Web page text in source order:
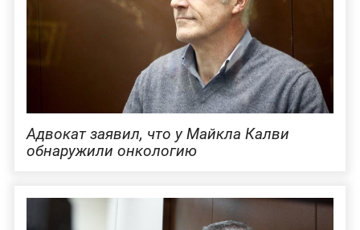
Адвокат заявил, что у Майкла Калви
обнаружили онкологию